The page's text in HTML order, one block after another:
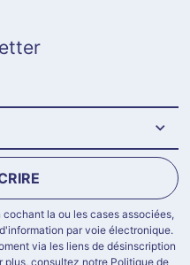
la ou les cases associées,
par voie électronique.
via les liens de désinscription
plus, consultez notre Politique de